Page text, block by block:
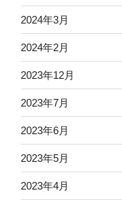
2024年3月
2024年2月
2023年12月
2023年7月
2023年6月
2023年5月
2023年4月